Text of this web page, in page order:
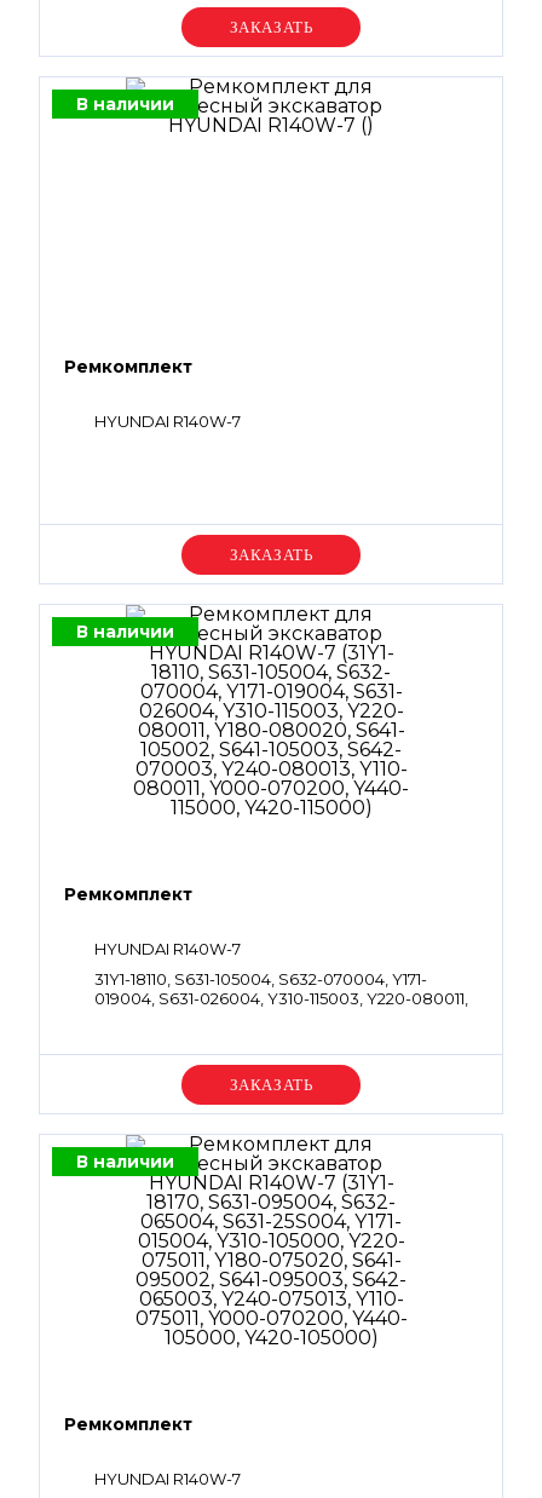
Уточняйте цену
В наличии
Ремкомплект
HYUNDAI R140W-7
Уточняйте цену
В наличии
Ремкомплект
HYUNDAI R140W-7
31Y1-18110, S631-105004, S632-070004, Y171-
019004, S631-026004, Y310-115003, Y220-080011,
070200, Y440-115000, Y420-115000
Уточняйте цену
В наличии
Ремкомплект
HYUNDAI R140W-7